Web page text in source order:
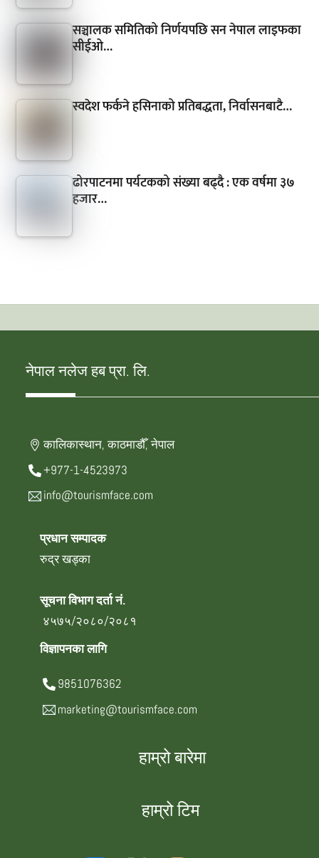
सञ्चालक समितिको निर्णयपछि सन नेपाल लाइफका
सीईओ…
स्वदेश फर्कने हसिनाको प्रतिबद्धता, निर्वासनबाटै…
ढोरपाटनमा पर्यटकको संख्या बढ्दै : एक वर्षमा ३७
हजार…
नेपाल नलेज हब प्रा. लि.
कालिकास्थान, काठमाडौँ, नेपाल
+977-1-4523973
info@tourismface.com
प्रधान सम्पादक
रुद्र खड्का
सूचना विभाग दर्ता नं.
४५७५/२०८०/२०८१
विज्ञापनका लागि
9851076362
marketing@tourismface.com
हाम्रो बारेमा
हाम्रो टिम